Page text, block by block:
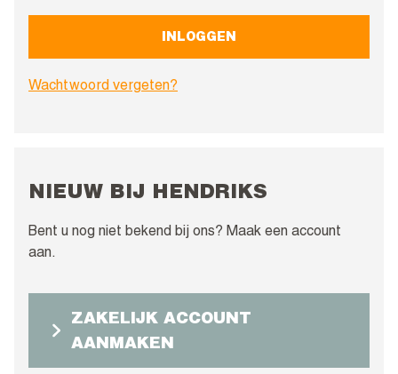
INLOGGEN
Wachtwoord vergeten?
NIEUW BIJ HENDRIKS
Bent u nog niet bekend bij ons? Maak een account
aan.
ZAKELIJK ACCOUNT
AANMAKEN